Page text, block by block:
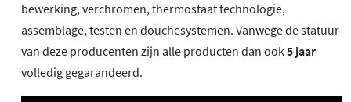
bewerking, verchromen, thermostaat technologie,
assemblage, testen en douchesystemen. Vanwege de statuur
van deze producenten zijn alle producten dan ook5 jaar
volledig gegarandeerd.